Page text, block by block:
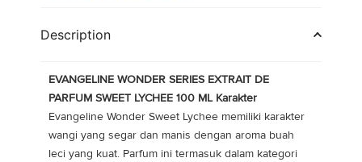
Description
EVANGELINE WONDER SERIES EXTRAIT DE
PARFUM SWEET LYCHEE 100 ML Karakter
Evangeline Wonder Sweet Lychee memiliki karakter
wangi yang segar dan manis dengan aroma buah
leci yang kuat. Parfum ini termasuk dalam kategori